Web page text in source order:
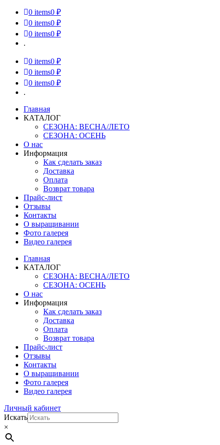
0 items0 ₽
0 items0 ₽
0 items0 ₽
.
0 items0 ₽
0 items0 ₽
0 items0 ₽
.
Главная
КАТАЛОГ
СЕЗОНА: ВЕСНА/ЛЕТО
СЕЗОНА: ОСЕНЬ
О нас
Информация
Как сделать заказ
Доставка
Оплата
Возврат товара
Прайс-лист
Отзывы
Контакты
О выращивании
Фото галерея
Видео галерея
Главная
КАТАЛОГ
СЕЗОНА: ВЕСНА/ЛЕТО
СЕЗОНА: ОСЕНЬ
О нас
Информация
Как сделать заказ
Доставка
Оплата
Возврат товара
Прайс-лист
Отзывы
Контакты
О выращивании
Фото галерея
Видео галерея
Личный кабинет
Искать
×